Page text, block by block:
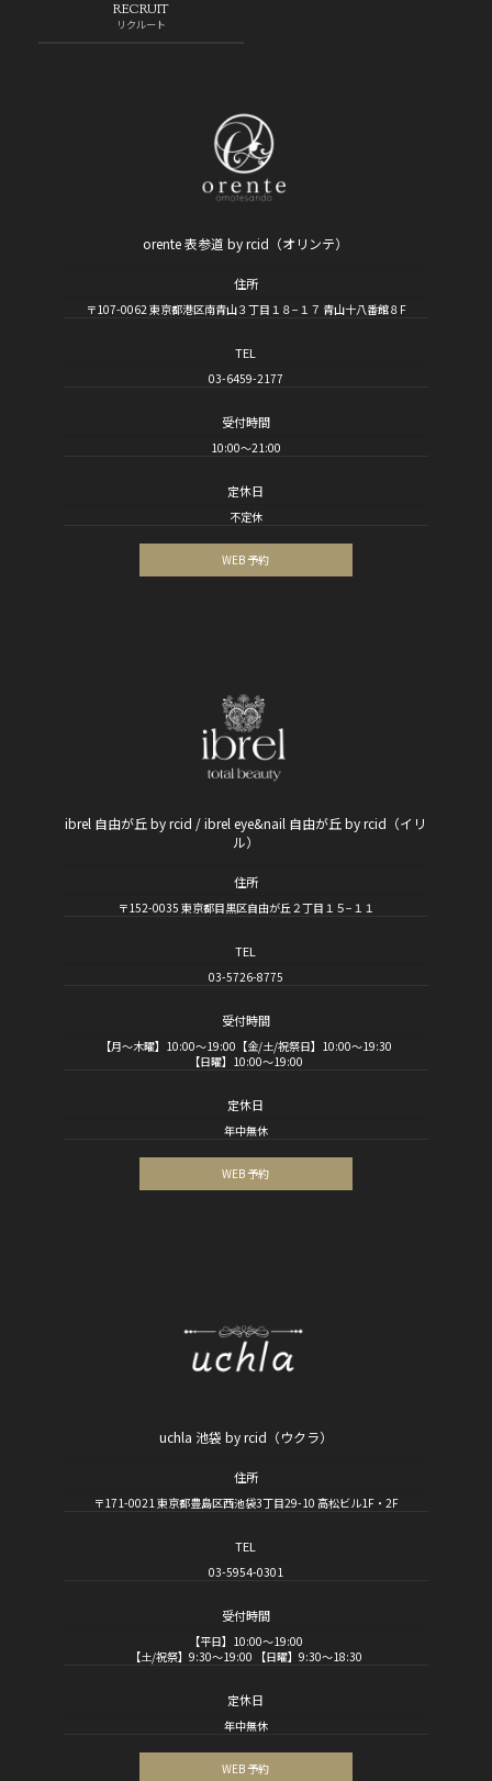
RECRUIT
リクルート
orente 表参道 by rcid（オリンテ）
住所
〒107-0062 東京都港区南青山３丁目１８−１７ 青山十八番館８F
TEL
03-6459-2177
受付時間
10:00～21:00
定休日
不定休
WEB 予約
ibrel 自由が丘 by rcid / ibrel eye&nail 自由が丘 by rcid（イリ
ル）
住所
〒152-0035 東京都目黒区自由が丘２丁目１５−１１
TEL
03-5726-8775
受付時間
【月～木曜】10:00～19:00【金/土/祝祭日】10:00～19:30
【日曜】10:00～19:00
定休日
年中無休
WEB 予約
uchla 池袋 by rcid（ウクラ）
住所
〒171-0021 東京都豊島区西池袋3丁目29-10 高松ビル1F・2F
TEL
03-5954-0301
受付時間
【平日】10:00～19:00
【土/祝祭】9:30～19:00 【日曜】9:30～18:30
定休日
年中無休
WEB 予約